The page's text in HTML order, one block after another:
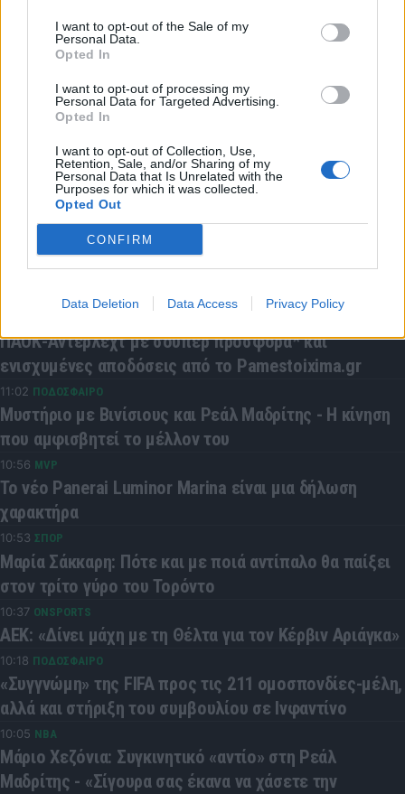
I want to opt-out of the Sale of my
Personal Data.
Opted In
I want to opt-out of processing my
Personal Data for Targeted Advertising.
Opted In
I want to opt-out of Collection, Use,
Retention, Sale, and/or Sharing of my
Personal Data that Is Unrelated with the
Purposes for which it was collected.
Opted Out
CONFIRM
Data Deletion Data Access Privacy Policy
LATEST NEWS
Για κάποιο λόγο οι πιο καλοντυμένοι άντρες
σταμάτησαν να φορούν skinny γυαλιά
ΠΟΔΟΣΦΑΙΡΟ
Ολυμπιακός: Παρελθόν και τυπικά ο Στρεφέτσα -
Ανακοινώθηκε από την Παλέρμο
EUROLEAGUE
Τόκο Σενγκέλια: Επίσημα στη Ντουμπάι - Πλήρωσε τη
ρήτρα και αποχώρησε από την Μπαρτσελόνα
ΠΑΟΚ-Άντερλεχτ με σούπερ προσφορά* και
ενισχυμένες αποδόσεις από το Pamestoixima.gr
11:02 ΠΟΔΟΣΦΑΙΡΟ
Μυστήριο με Βινίσιους και Ρεάλ Μαδρίτης - Η κίνηση
που αμφισβητεί το μέλλον του
10:56 MVP
Το νέο Panerai Luminor Marina είναι μια δήλωση
χαρακτήρα
10:53 ΣΠΟΡ
Μαρία Σάκκαρη: Πότε και με ποιά αντίπαλο θα παίξει
στον τρίτο γύρο του Τορόντο
10:37 ONSPORTS
AEK: «Δίνει μάχη με τη Θέλτα για τον Κέρβιν Αριάγκα»
10:18 ΠΟΔΟΣΦΑΙΡΟ
«Συγγνώμη» της FIFA προς τις 211 ομοσπονδίες-μέλη,
αλλά και στήριξη του συμβουλίου σε Ινφαντίνο
10:05 NBA
Μάριο Χεζόνια: Συγκινητικό «αντίο» στη Ρεάλ
Μαδρίτης - «Σίγουρα σας έκανα να χάσετε την